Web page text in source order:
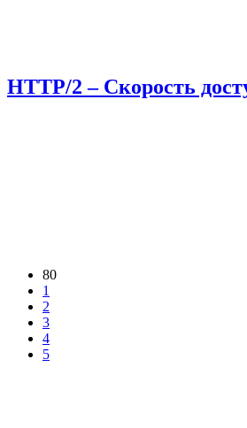
HTTP/2 – Скорость
80
1
2
3
4
5